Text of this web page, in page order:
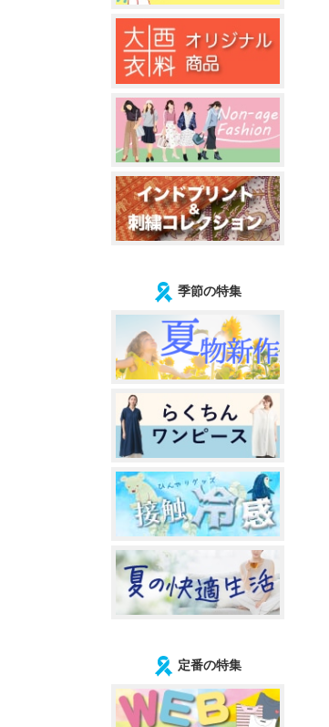
季節の特集
定番の特集